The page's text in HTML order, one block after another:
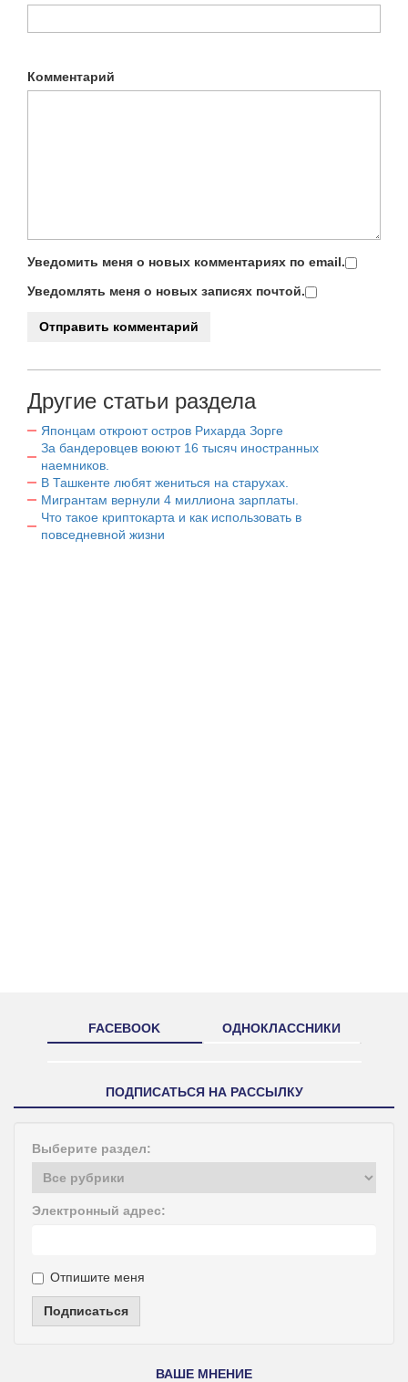
Комментарий
Уведомить меня о новых комментариях по email.
Уведомлять меня о новых записях почтой.
Другие статьи раздела
Японцам откроют остров Рихарда Зорге
За бандеровцев воюют 16 тысяч иностранных
наемников.
В Ташкенте любят жениться на старухах.
Мигрантам вернули 4 миллиона зарплаты.
Что такое криптокарта и как использовать в
повседневной жизни
FACEBOOK ОДНОКЛАССНИКИ
ПОДПИСАТЬСЯ НА РАССЫЛКУ
Выберите раздел:
Электронный адрес:
Отпишите меня
Подписаться
ВАШЕ МНЕНИЕ